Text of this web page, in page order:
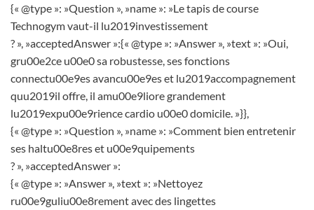
{« @type »: »Question », »name »: »Le tapis de course
Technogym vaut-il lu2019investissement
? », »acceptedAnswer »:{« @type »: »Answer », »text »: »Oui,
gru00e2ce u00e0 sa robustesse, ses fonctions
connectu00e9es avancu00e9es et lu2019accompagnement
quu2019il offre, il amu00e9liore grandement
lu2019expu00e9rience cardio u00e0 domicile. »}},
{« @type »: »Question », »name »: »Comment bien entretenir
ses haltu00e8res et u00e9quipements
? », »acceptedAnswer »:
{« @type »: »Answer », »text »: »Nettoyez
ru00e9guliu00e8rement avec des lingettes